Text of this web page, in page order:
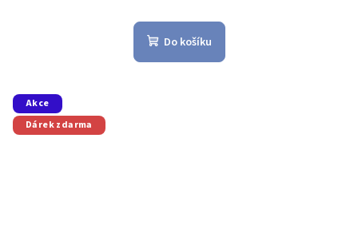
Do košíku
Akce
Dárek zdarma